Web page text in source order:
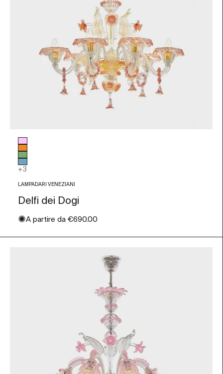
Colore vetro
Rosa
Arancio
Verde
Azzurro
+3
LAMPADARI VENEZIANI
Delfi dei Dogi
✺Prezzo scontato
A partire da €690.00